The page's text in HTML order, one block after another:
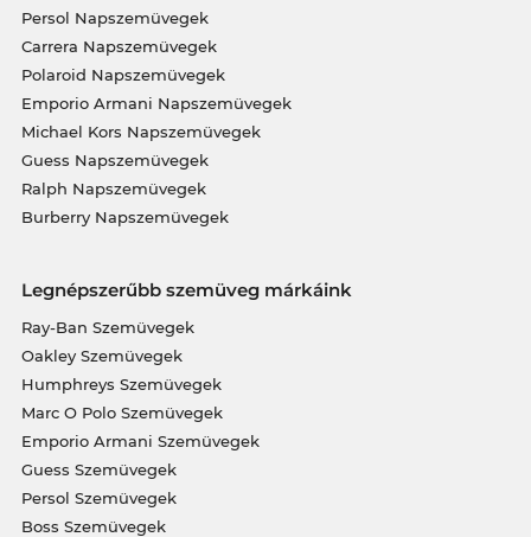
Persol Napszemüvegek
Carrera Napszemüvegek
Polaroid Napszemüvegek
Emporio Armani Napszemüvegek
Michael Kors Napszemüvegek
Guess Napszemüvegek
Ralph Napszemüvegek
Burberry Napszemüvegek
Legnépszerűbb szemüveg márkáink
Ray-Ban Szemüvegek
Oakley Szemüvegek
Humphreys Szemüvegek
Marc O Polo Szemüvegek
Emporio Armani Szemüvegek
Guess Szemüvegek
Persol Szemüvegek
Boss Szemüvegek